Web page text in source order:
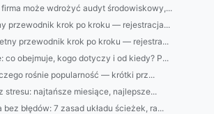
może wdrożyć audyt środowiskowy,...
przewodnik krok po kroku — rejestracja...
przewodnik krok po kroku — rejestra...
co obejmuje, kogo dotyczy i od kiedy? P...
rośnie popularność — krótki prz...
stresu: najtańsze miesiące, najlepsze...
błędów: 7 zasad układu ścieżek, ra...